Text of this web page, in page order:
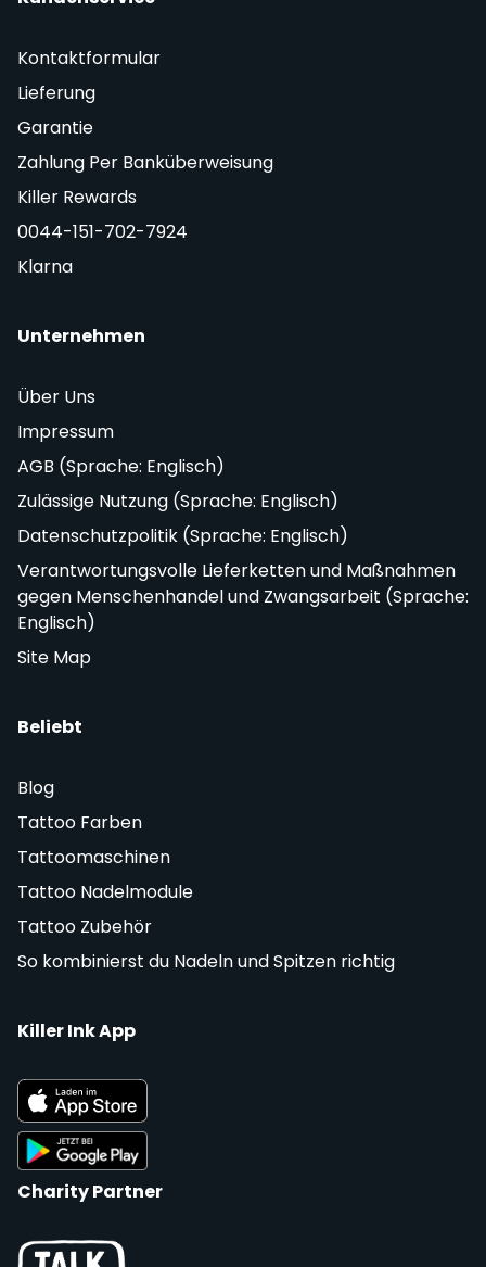
Kontaktformular
Lieferung
Garantie
Zahlung Per Banküberweisung
Killer Rewards
0044-151-702-7924
Klarna
Unternehmen
Über Uns
Impressum
AGB (Sprache: Englisch)
Zulässige Nutzung (Sprache: Englisch)
Datenschutzpolitik (Sprache: Englisch)
Verantwortungsvolle Lieferketten und Maßnahmen
gegen Menschenhandel und Zwangsarbeit (Sprache:
Englisch)
Site Map
Beliebt
Blog
Tattoo Farben
Tattoomaschinen
Tattoo Nadelmodule
Tattoo Zubehör
So kombinierst du Nadeln und Spitzen richtig
Killer Ink App
Charity Partner